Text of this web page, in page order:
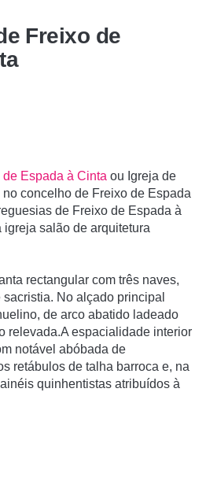
Freixo de
de Espada à Cinta ou Igreja de
concelho de Freixo de Espada
de Freixo de Espada à
salão de arquitetura
rectangular com três naves,
No alçado principal
de arco abatido ladeado
relevada.A espacialidade interior
notável abóbada de
retábulos de talha barroca e, na
quinhentistas atribuídos à